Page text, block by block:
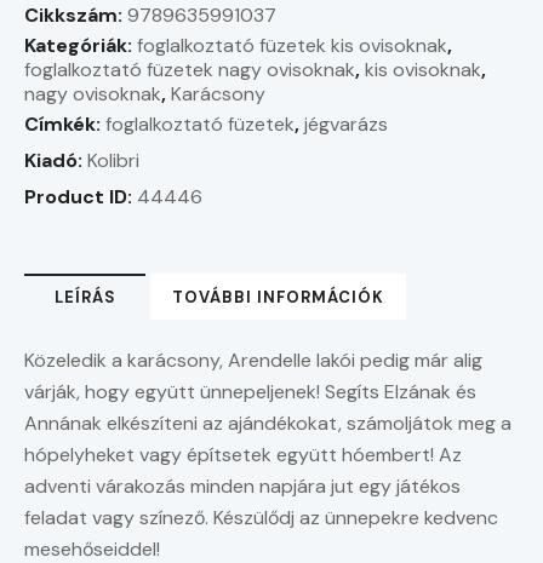
Cikkszám: 9789635991037
Kategóriák: foglalkoztató füzetek kis ovisoknak,
foglalkoztató füzetek nagy ovisoknak,kis ovisoknak,
nagy ovisoknak,Karácsony
Címkék: foglalkoztató füzetek,jégvarázs
Kiadó: Kolibri
Product ID: 44446
LEÍRÁS TOVÁBBI INFORMÁCIÓK
Közeledik a karácsony, Arendelle lakói pedig már alig
várják, hogy együtt ünnepeljenek! Segíts Elzának és
Annának elkészíteni az ajándékokat, számoljátok meg a
hópelyheket vagy építsetek együtt hóembert! Az
adventi várakozás minden napjára jut egy játékos
feladat vagy színező. Készülődj az ünnepekre kedvenc
mesehőseiddel!